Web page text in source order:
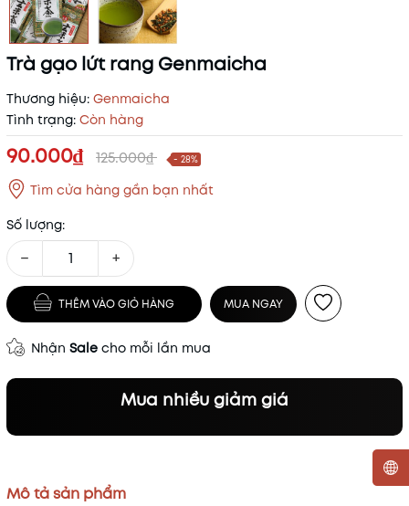
Trà gạo lứt rang Genmaicha
Thương hiệu: Genmaicha
Tình trạng: Còn hàng
90.000₫ 125.000₫ - 28%
Tìm cửa hàng gần bạn nhất
Số lượng:
− +
THÊM VÀO GIỎ HÀNG MUA NGAY
Nhận Sale cho mỗi lần mua
Mua nhiều giảm giá
Mô tả sản phẩm